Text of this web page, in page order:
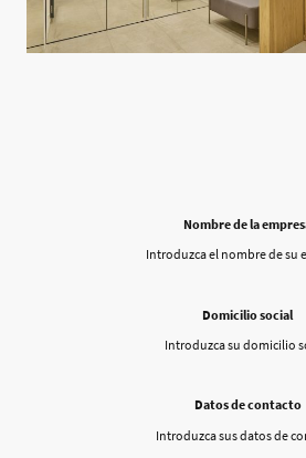
Nombre de la
Introduzca el nombre de su
Domicilio social
Introduzca su domicilio
Datos de contacto
Introduzca sus datos de